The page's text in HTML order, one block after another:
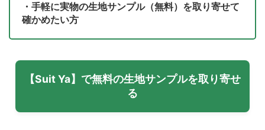
・手軽に実物の生地サンプル（無料）を取り寄せて
確かめたい方
【Suit Ya】で無料の生地サンプルを取り寄せ
る